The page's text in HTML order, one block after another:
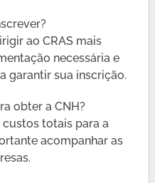
ao CRAS mais
necessária e
garantir sua inscrição.
obter a CNH?
totais para a
acompanhar as